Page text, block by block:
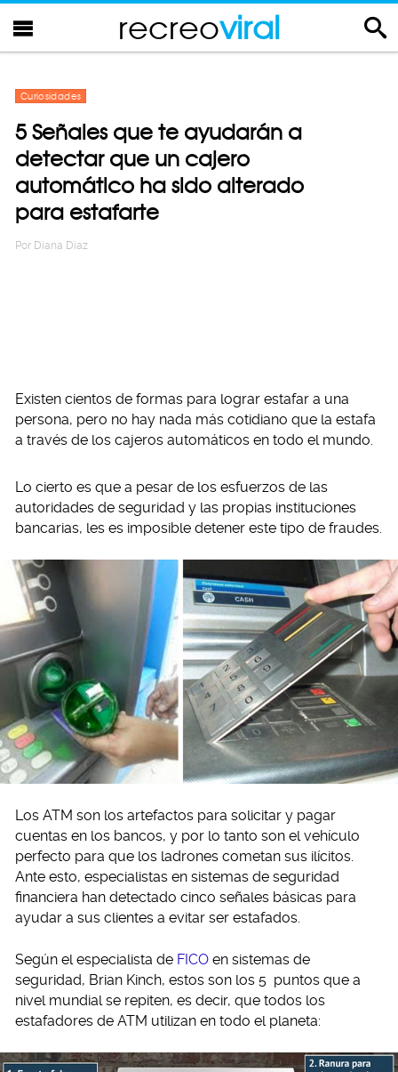
recreoviral
Curiosidades
5 Señales que te ayudarán a
detectar que un cajero
automático ha sido alterado
para estafarte
Por Diana Diaz
Existen cientos de formas para lograr estafar a una
persona, pero no hay nada más cotidiano que la estafa
a través de los cajeros automáticos en todo el mundo.
Lo cierto es que a pesar de los esfuerzos de las
autoridades de seguridad y las propias instituciones
bancarias, les es imposible detener este tipo de fraudes.
Los ATM son los artefactos para solicitar y pagar
cuentas en los bancos, y por lo tanto son el vehículo
perfecto para que los ladrones cometan sus ilícitos.
Ante esto, especialistas en sistemas de seguridad
financiera han detectado cinco señales básicas para
ayudar a sus clientes a evitar ser estafados.
Según el especialista de FICO en sistemas de
seguridad, Brian Kinch, estos son los 5 puntos que a
nivel mundial se repiten, es decir, que todos los
estafadores de ATM utilizan en todo el planeta: